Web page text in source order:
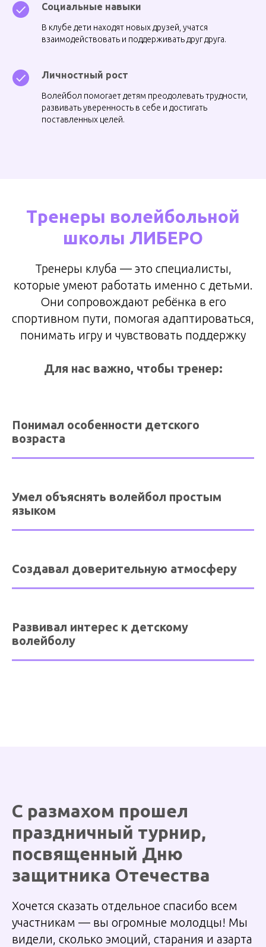
Социальные навыки
В клубе дети находят новых друзей, учатся
взаимодействовать и поддерживать друг друга.
Личностный рост
Волейбол помогает детям преодолевать трудности,
развивать уверенность в себе и достигать
поставленных целей.
Тренеры волейбольной
школы ЛИБЕРО
Тренеры клуба — это специалисты,
которые умеют работать именно с детьми.
Они сопровождают ребёнка в его
спортивном пути, помогая адаптироваться,
понимать игру и чувствовать поддержку
Для нас важно, чтобы тренер:
Понимал особенности детского
возраста
Умел объяснять волейбол простым
языком
Создавал доверительную атмосферу
Развивал интерес к детскому
волейболу
С размахом прошел
праздничный турнир,
посвященный Дню
защитника Отечества
Хочется сказать отдельное спасибо всем
участникам — вы огромные молодцы! Мы
видели, сколько эмоций, старания и азарта